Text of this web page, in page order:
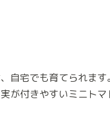
自宅でも育てられま
が付きやすいミニトマ